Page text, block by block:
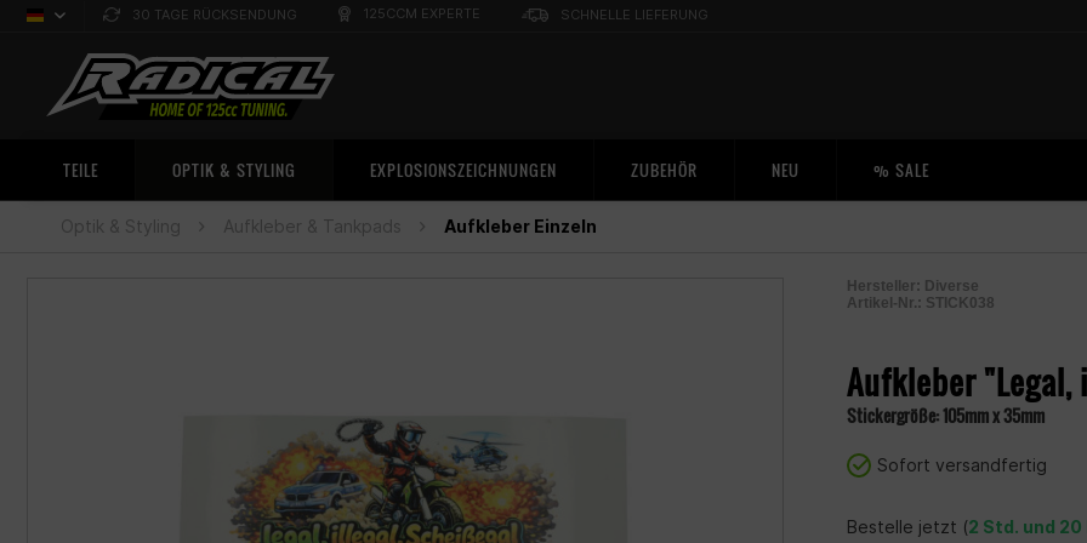
Deutsch
30 TAGE RÜCKSENDUNG 125CCM EXPERTE SCHNELLE LIEFERUNG
TEILE OPTIK & STYLING EXPLOSIONSZEICHNUNGEN ZUBEHÖR NEU % SALE
Optik & Styling Aufkleber & Tankpads Aufkleber Einzeln
Hersteller: Diverse
Artikel-Nr.: STICK038
Aufkleber "Legal,
Stickergröße: 105mm x 35mm
Sofort versandfertig
Bestelle jetzt (2 Std. und 20